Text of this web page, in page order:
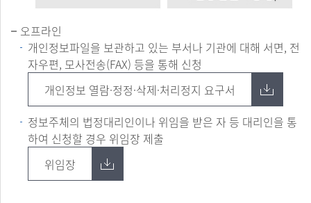
열람청구
청구
주체
확인
및
개인정보
열람
제한사항
확인
개인정보
열람
제한사항
확인
오프라인
개인정보파일을 보관하고 있는 부서나 기관에 대해 서면, 전
자우편, 모사전송(FAX) 등을 통해 신청
개인정보 열람·정정·삭제·처리정지 요구서
정보주체의 법정대리인이나 위임을 받은 자 등 대리인을 통
하여 신청할 경우 위임장 제출
위임장